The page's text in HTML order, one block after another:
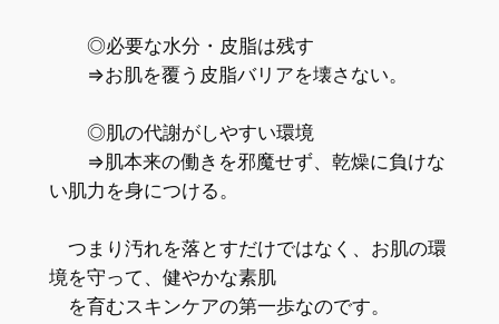
◎必要な水分・皮脂は残す
⇒お肌を覆う皮脂バリアを壊さない。
◎肌の代謝がしやすい環境
⇒肌本来の働きを邪魔せず、乾燥に負けな
い肌力を身につける。
つまり汚れを落とすだけではなく、お肌の環
境を守って、健やかな素肌
を育むスキンケアの第一歩なのです。